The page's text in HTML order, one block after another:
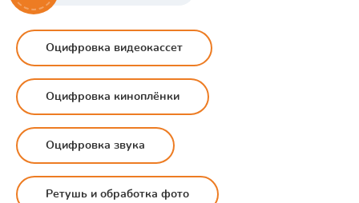
Оцифровка видеокассет
Оцифровка киноплёнки
Оцифровка звука
Ретушь и обработка фото